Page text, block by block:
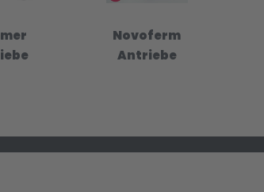
Novoferm
Antriebe